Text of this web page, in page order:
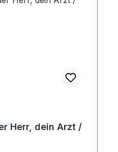
lehrreiche
einprägsame Zitate
Herr, dein Arzt /